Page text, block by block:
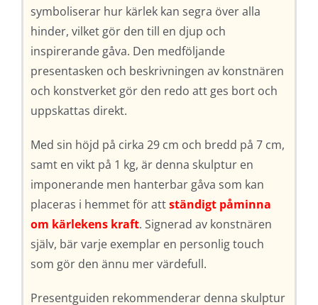
symboliserar hur kärlek kan segra över alla
hinder, vilket gör den till en djup och
inspirerande gåva. Den medföljande
presentasken och beskrivningen av konstnären
och konstverket gör den redo att ges bort och
uppskattas direkt.
Med sin höjd på cirka 29 cm och bredd på 7 cm,
samt en vikt på 1 kg, är denna skulptur en
imponerande men hanterbar gåva som kan
placeras i hemmet för attständigt påminna
om kärlekens kraft. Signerad av konstnären
själv, bär varje exemplar en personlig touch
som gör den ännu mer värdefull.
Presentguiden rekommenderar denna skulptur